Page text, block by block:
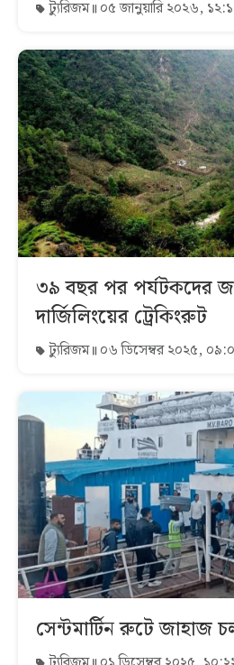
ট্যুরিজম ০৫ জানুয়ারি ২০২৬,
৩৯ বছর পর পর্যটকদের
দার্জিলিংয়ের ট্রেকিংরুট
ট্যুরিজম ০৬ ডিসেম্বর ২০২৫,
সেন্টমার্টিন রুটে